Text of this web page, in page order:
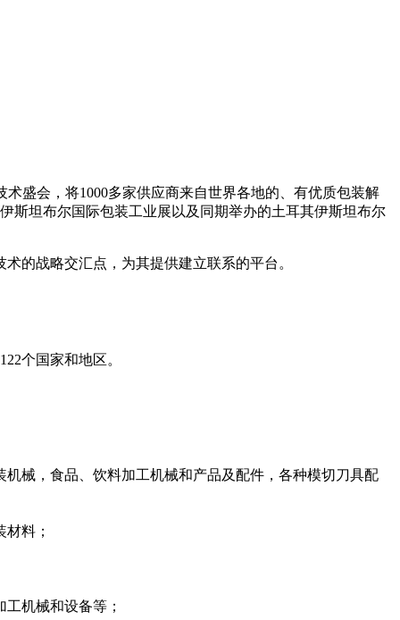
盛会，将1000多家供应商来自世界各地的、有优质包装解
斯坦布尔国际包装工业展以及同期举办的土耳其伊斯坦布尔
的战略交汇点，为其提供建立联系的平台。
个国家和地区。
械，食品、饮料加工机械和产品及配件，各种模切刀具配
料；
机械和设备等；